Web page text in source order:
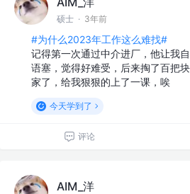
硕士 · 3年前
#为什么2023年工作这么难找#
记得第一次通过中介进厂，他让我
语塞，觉得好难受，后来掏了百把
家了，给我狠狠的上了一课，唉
今天学到了
评论
AIM_洋